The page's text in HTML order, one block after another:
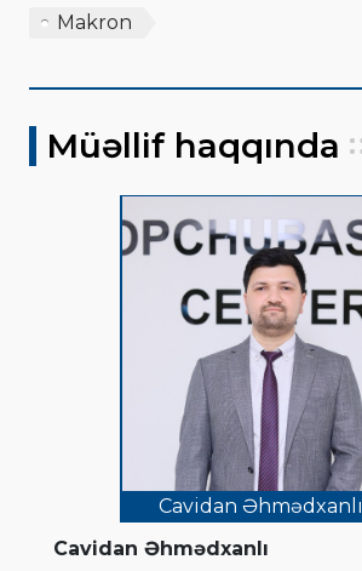
Makron
Müəllif haqqında
Cavidan Əhmədxanlı
Cavidan Əhmədxanlı